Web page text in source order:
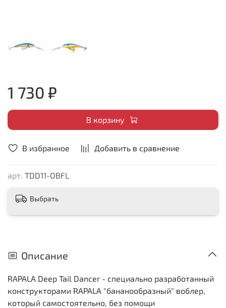
В избранное Добавить в сравнение
арт. TDD11-OBFL
1 730 ₽
В корзину
Выбрать
Описание
RAPALA Deep Tail Dancer - специально разработанный
конструкторами RAPALA "бананообразный" воблер,
который самостоятельно, без помощи